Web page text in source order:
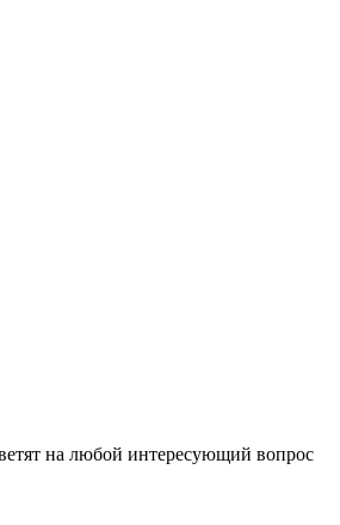
на любой интересующий вопрос